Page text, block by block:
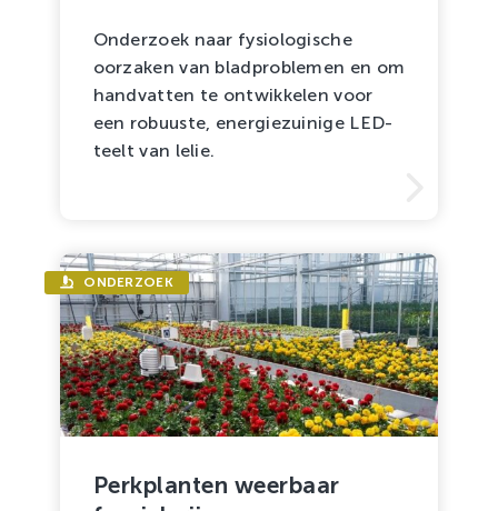
Onderzoek naar fysiologische
oorzaken van bladproblemen en om
handvatten te ontwikkelen voor
een robuuste, energiezuinige LED-
teelt van lelie.
Perkplanten weerbaar
ONDERZOEK